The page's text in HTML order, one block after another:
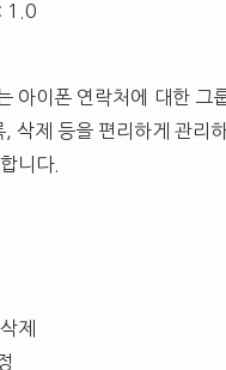
1.0
아이폰 연락처에 대한 그
삭제 등을 편리하게 관리
니다.
제